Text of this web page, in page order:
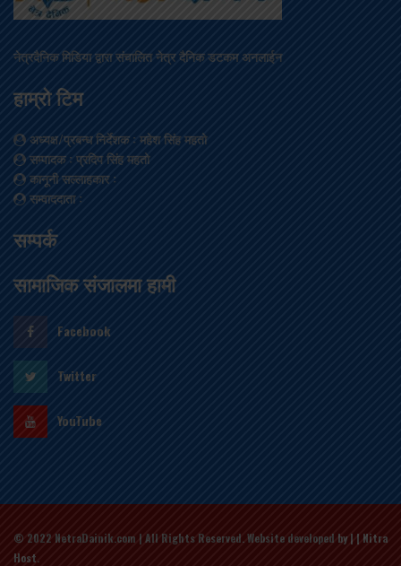
नेत्रदैनिक मिडिया द्वारा संचालित नेत्र दैनिक डटकम अनलाईन
हाम्रो टिम
अध्यक्ष/प्रबन्ध निर्देशक: महेश सिंह महतो
सम्पादक: प्रदिप सिंह महतो
कानूनी सल्लाहकार:
सम्वाददाता:
सम्पर्क
सामाजिक संजालमा हामी
Facebook
Twitter
YouTube
© 2022 NetraDainik.com | All Rights Reserved. Website developed by | | Nitra
Host